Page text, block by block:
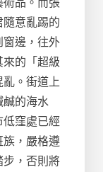
意亂踢的
邊，往外
的「超級
亂。街道上
鹹的海水
窪處已經
，嚴格遵
，否則將